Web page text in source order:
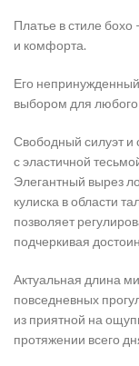
Платье в стиле
и комфорта.
Его
выбором для
Свободный силуэт и
с эластичной
Элегантный вырез
кулиска в области
позволяет
подчеркивая
Актуальная длина
повседневных
из приятной на
протяжении всего